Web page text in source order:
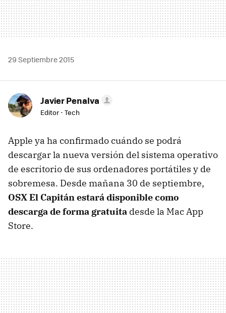
29 Septiembre 2015
Javier Penalva
Editor - Tech
Apple ya ha confirmado cuándo se podrá
descargar la nueva versión del sistema operativo
de escritorio de sus ordenadores portátiles y de
sobremesa. Desde mañana 30 de septiembre,
OSX El Capitán estará disponible como
descarga de forma gratuita desde la Mac App
Store.